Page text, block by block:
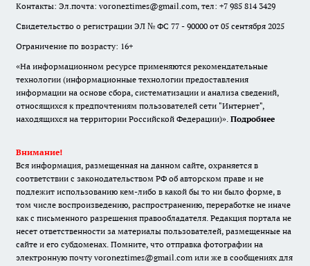
Контакты: Эл.почта: voroneztimes@gmail.com, тел: +7 985 814 3429
Свидетельство о регистрации ЭЛ № ФС 77 - 90000 от 05 сентября 2025
Ограничение по возрасту: 16+
«На информационном ресурсе применяются рекомендательные
технологии (информационные технологии предоставления
информации на основе сбора, систематизации и анализа сведений,
относящихся к предпочтениям пользователей сети "Интернет",
находящихся на территории Российской Федерации)». Подробнее
Внимание!
Вся информация, размещенная на данном сайте, охраняется в
соответствии с законодательством РФ об авторском праве и не
подлежит использованию кем-либо в какой бы то ни было форме, в
том числе воспроизведению, распространению, переработке не иначе
как с письменного разрешения правообладателя. Редакция портала не
несет ответственности за материалы пользователей, размещенные на
сайте и его субдоменах. Помните, что отправка фотографии на
электронную почту voroneztimes@gmail.com или же в сообщениях для